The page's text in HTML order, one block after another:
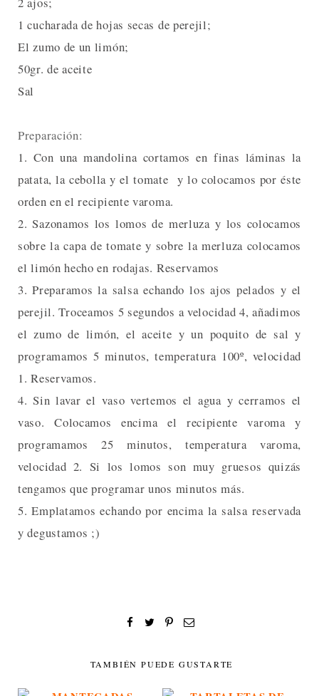
1 cucharada de hojas secas de perejil;
El zumo de un limón;
50gr. de aceite
Sal
Preparación:
1. Con una mandolina cortamos en finas láminas la
patata, la cebolla y el tomate y lo colocamos por éste
orden en el recipiente varoma.
2. Sazonamos los lomos de merluza y los colocamos
sobre la capa de tomate y sobre la merluza colocamos
el limón hecho en rodajas. Reservamos
3. Preparamos la salsa echando los ajos pelados y el
perejil. Troceamos 5 segundos a velocidad 4, añadimos
el zumo de limón, el aceite y un poquito de sal y
programamos 5 minutos, temperatura 100º, velocidad
1. Reservamos.
4. Sin lavar el vaso vertemos el agua y cerramos el
vaso. Colocamos encima el recipiente varoma y
programamos 25 minutos, temperatura varoma,
velocidad 2. Si los lomos son muy gruesos quizás
tengamos que programar unos minutos más.
5. Emplatamos echando por encima la salsa reservada
y degustamos ;)
TAMBIÉN PUEDE GUSTARTE